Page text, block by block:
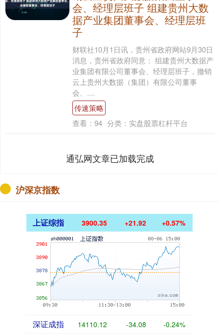
会、经理层班子 组建贵州大数
据产业集团董事会、经理层班
子
财联社10月1日讯，贵州省政府网站9月30日
消息，贵州省政府同意： 组建贵州大数据产
业集团有限公司董事会、经理层班子，撤销
云上贵州大数据（集团）有限公司董事
会、....
传速策略
查看： 94 分类： 实盘股票杠杆平台
通弘网文章已加载完成
沪深京指数
上证综指 3900.35 +21.92 +0.57%
深证成指 14110.12 -34.08 -0.24%